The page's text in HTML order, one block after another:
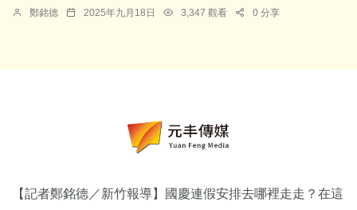
鄭銘德 2025年九月18日 3,347 觀看 0 分享
【記者鄭銘德／新竹報導】國慶連假安排去哪裡走走？在這